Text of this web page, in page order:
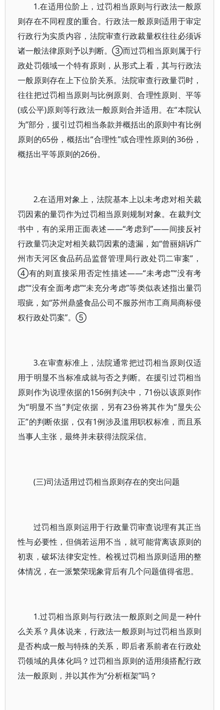
1.在适用位阶上，过罚相当原则与行政法一般原
则存在不同程度的重合。行政法一般原则适用于审定
行政行为实质内容，法院审查行政裁量权往往必须诉
诸一般法律原则予以判断。③而过罚相当原则属于行
政处罚领域一个特有原则，从形式上看，其与行政法
一般原则存在上下位阶关系。法院审查行政量罚时，
往往把过罚相当原则与比例原则、合理性原则、平等
(或公平)原则等行政法一般原则合并适用。在“本院认
为”部分，援引过罚相当条款并概括出的原则中有比例
原则的65份，概括出“合理性”或合理性原则的36份，
概括出平等原则的26份。
2.在适用对象上，法院基本上以未考虑对相关裁
罚因素的量罚作为过罚相当原则规制对象。在裁判文
书中，有的采用正面表述——“考虑到”——间接反衬
行政量罚决定对相关裁罚因素的遗漏，如“曾丽娟诉广
州市天河区食品药品监督管理局行政处罚二审案”，
④有的则直接采用否定性描述——“未考虑”“没有考
虑”“没有全面考虑”“未充分考虑”等类似表述指出量罚
瑕疵，如“苏州鼎盛食品公司不服苏州市工商局商标侵
权行政处罚案”。⑤
3.在审查标准上，法院通常把过罚相当原则仅适
用于明显不当标准成就与否之判断。在援引过罚相当
原则作为说理依据的156例判决中，71份以该原则作
为“明显不当”判定依据，另有23份将其作为“显失公
正”的判断依据，仅有1例涉及滥用职权标准，而且系
当事人主张，最终并未获得法院采信。
(三)司法适用过罚相当原则存在的突出问题
过罚相当原则运用于行政量罚审查说理有其正当
性与必要性，但倘若运用不当，就可能背离该原则的
初衷，破坏法律安定性。检视过罚相当原则适用的整
体情况，在一派繁荣现象背后有几个问题值得省思。
1.过罚相当原则与行政法一般原则之间是一种什
么关系？具体说来，行政法一般原则与过罚相当原则
是否构成一般与特殊的关系，即后者系前者在行政处
罚领域的具体化吗？过罚相当原则的适用须搭配行政
法一般原则，并以其作为“分析框架”吗？